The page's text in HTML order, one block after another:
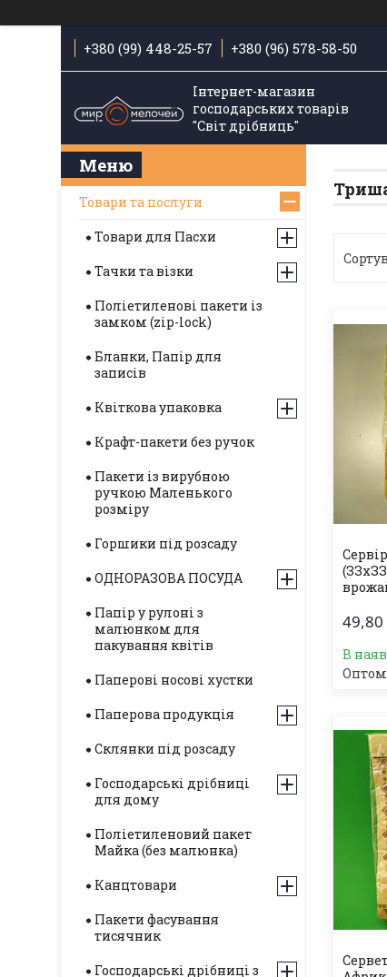
+380 (99) 448-25-57 +380 (96) 578-58-50
Інтернет-магазин
господарських товарів
"Світ дрібниць"
В
Оптом
Товари та послуги
Товари для Пасхи
Тачки та візки
Поліетиленові пакети із
замком (zip-lock)
Бланки, Папір для
записів
Квіткова упаковка
Крафт-пакети без ручок
Пакети із вирубною
ручкою Маленького
розміру
Горшики під розсаду
ОДНОРАЗОВА ПОСУДА
Папір у рулоні з
малюнком для
пакування квітів
Паперові носові хустки
Паперова продукція
Склянки під розсаду
Господарські дрібниці
для дому
Поліетиленовий пакет
Майка (без малюнка)
Канцтовари
Пакети фасування
тисячник
Господарські дрібниці з